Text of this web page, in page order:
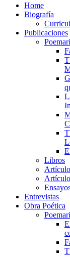
Home
Biografía
Publicaciones
Libros
Entrevistas
Obra Poética